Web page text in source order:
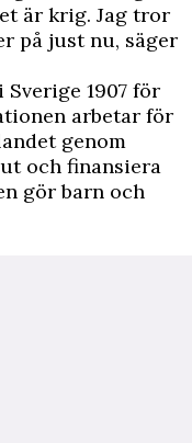
är krig. Jag tror
på just nu, säger
1907 för
arbetar för
genom
och finansiera
gör barn och